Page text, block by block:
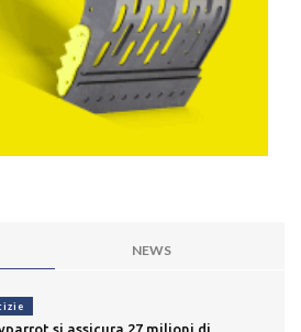
NEWS
si assicura 27 milioni di